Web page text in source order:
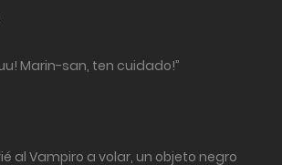
Marin-san, ten cuidado!”
al Vampiro a volar, un objeto negro